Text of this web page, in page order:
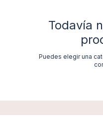
Todavía
Puedes elegir una